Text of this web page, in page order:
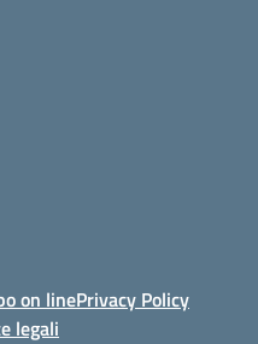
on linePrivacy Policy
legali